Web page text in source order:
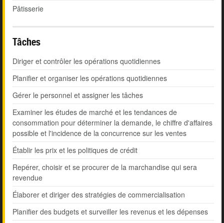
Pâtisserie
Tâches
Diriger et contrôler les opérations quotidiennes
Planifier et organiser les opérations quotidiennes
Gérer le personnel et assigner les tâches
Examiner les études de marché et les tendances de
consommation pour déterminer la demande, le chiffre d'affaires
possible et l'incidence de la concurrence sur les ventes
Établir les prix et les politiques de crédit
Repérer, choisir et se procurer de la marchandise qui sera
revendue
Élaborer et diriger des stratégies de commercialisation
Planifier des budgets et surveiller les revenus et les dépenses